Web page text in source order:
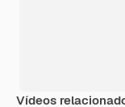
Vídeos